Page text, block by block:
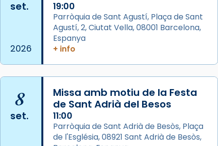
View on Facebook ·
Arquebisbat de Barcelona
de Barcelona.
2 weeks ago
comitè organitzador de la visita apostòlica
del Sant Pare Lleó XIV a Barcelona, i als
col·laboradors, a la Catedral de Barcelona.
L’arquebisbe de Barcelona, el cardenal Joan
set.
2026
19:00
Parròquia de Sant Agustí, Plaça de Sant
Agustí, 2, Ciutat Vella, 08001 Barcelona,
Espanya
+ info
8
set.
Missa amb motiu de la Festa
de Sant Adrià del Besos
11:00
Parròquia de Sant Adrià de Besòs, Plaça
de l'Església, 08921 Sant Adrià de Besòs,